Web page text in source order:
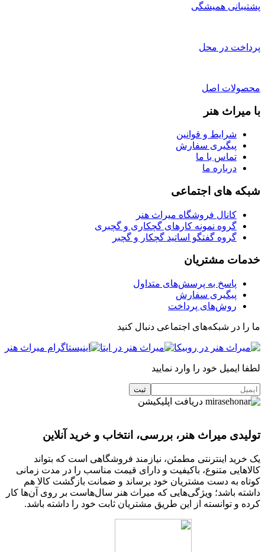
پشتیبانی همیشگی
پرداخت در محل
محصولات اصل
با میراث هنر
شرایط و قوانین
پیگیری سفارش
تماس با ما
درباره ما
شبکه های اجتماعی
کانال فروشگاه میراث هنر
گروه نمونه کارهای گچکاری و گچبری
گروه گفتگو اساتید گچکار و گچبر
خدمات مشتریان
پاسخ به پرسش‌های متداول
پیگیری سفارش
روش‌های پرداخت
ما را در شبکه‌های اجتماعی دنبال کنید
لطفا ایمیل خود را وارد نمایید
دریافت اپلیکیشن
تولیدی میراث هنر، بررسی، انتخاب و خرید آنلاین
یک خرید اینترنتی مطمئن، نیازمند فروشگاهی است که بتواند
کالاهایی متنوع، باکیفیت و دارای قیمت مناسب را در مدت زمانی
کوتاه به دست مشتریان خود برساند و ضمانت بازگشت کالا هم
داشته باشد؛ ویژگی‌هایی که میراث هنر سال‌هاست بر روی آن‌ها کار
کرده و توانسته از این طریق مشتریان ثابت خود را داشته باشد.